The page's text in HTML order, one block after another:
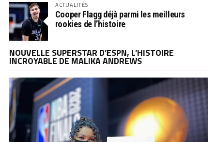
ACTUALITÉS
Cooper Flagg déjà parmi les meilleurs
rookies de l’histoire
NOUVELLE SUPERSTAR D’ESPN, L’HISTOIRE
INCROYABLE DE MALIKA ANDREWS